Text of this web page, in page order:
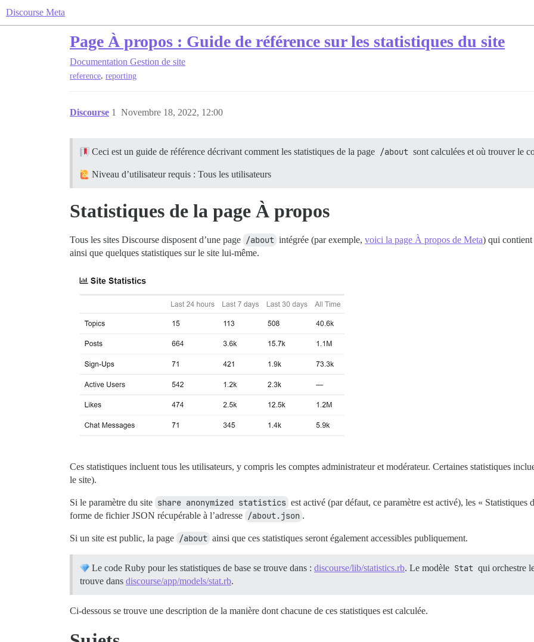
Discourse Meta
Page À propos : Guide de référence sur les statistiques du site
Documentation Gestion de site
reference, reporting
Discourse Novembre 18, 2022, 12:00
1
Ceci est un guide de référence décrivant comment les statistiques de la page /about sont calculées et où trouver le
Niveau d’utilisateur requis : Tous les utilisateurs
Statistiques de la page À propos
Tous les sites Discourse disposent d’une page /about intégrée (par exemple, voici la page À propos de Meta) qui contient
ainsi que quelques statistiques sur le site lui-même.
Ces statistiques incluent tous les utilisateurs, y compris les comptes administrateur et modérateur. Certaines statistiques
le site).
Si le paramètre du site share anonymized statistics est activé (par défaut, ce paramètre est activé), les « Statistiques
forme de fichier JSON récupérable à l’adresse /about.json .
Si un site est public, la page /about ainsi que ces statistiques seront également accessibles publiquement.
Le code Ruby pour les statistiques de base se trouve dans : discourse/lib/statistics.rb. Le modèle Stat qui orchestre
trouve dans discourse/app/models/stat.rb.
Ci-dessous se trouve une description de la manière dont chacune de ces statistiques est calculée.